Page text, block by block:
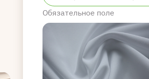
Обязательное поле